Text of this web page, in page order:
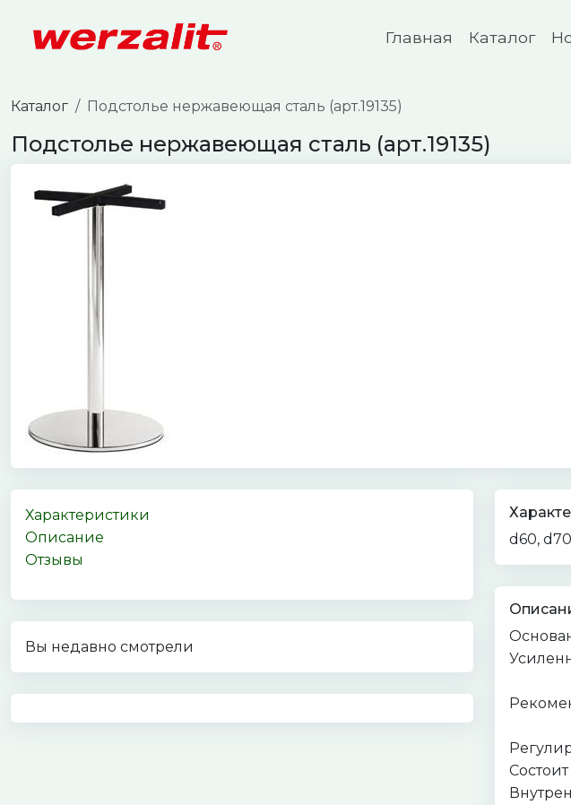
Главная Каталог
Каталог Подстолье нержавеющая сталь (арт.19135)
Подстолье нержавеющая сталь (арт.19135)
Характеристики
Описание
Отзывы
Вы недавно смотрели
d60,